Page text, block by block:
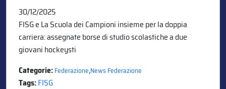
30/12/2025
FISG e La Scuola dei Campioni insieme per la doppia
carriera: assegnate borse di studio scolastiche a due
giovani hockeysti
Categorie:Federazione,News Federazione
Tags:FISG